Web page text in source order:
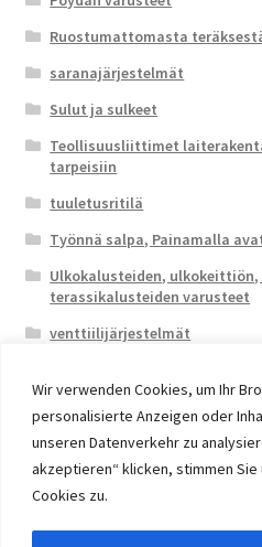
Wir verwenden Cookies, um Ihr
personalisierte Anzeigen oder
unseren Datenverkehr zu
akzeptieren“ klicken, stimmen
Cookies zu.
Ruostumattomasta
saranajärjestelmät
Sulut ja sulkeet
Teollisuusliittimet
tarpeisiin
tuuletusritilä
Työnnä salpa, Painamalla
Ulkokalusteiden,
terassikalusteiden varusteet
venttiilijärjestelmät
© 2026 Eruon Trade UG,